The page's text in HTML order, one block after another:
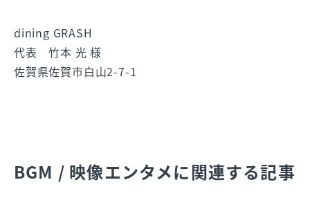
dining GRASH
代表 竹本 光 様
佐賀県佐賀市白山2-7-1
BGM / 映像エンタメに関連する記事